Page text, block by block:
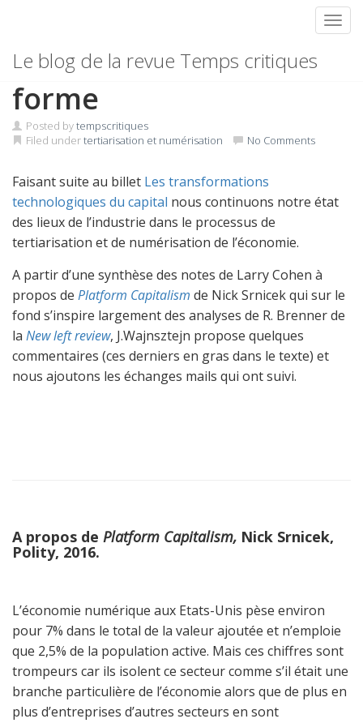
Le blog de la revue Temps critiques
Le capitalisme de plate-
forme
Posted bytempscritiques
Filed undertertiarisation et numérisation No Comments
Faisant suite au billet Les transformations
technologiques du capital nous continuons notre état
des lieux de l’industrie dans le processus de
tertiarisation et de numérisation de l’économie.
A partir d’une synthèse des notes de Larry Cohen à
propos de Platform Capitalism de Nick Srnicek qui sur le
fond s’inspire largement des analyses de R. Brenner de
la New left review, J.Wajnsztejn propose quelques
commentaires (ces derniers en gras dans le texte) et
nous ajoutons les échanges mails qui ont suivi.
A propos de Platform Capitalism, Nick Srnicek,
Polity, 2016.
L’économie numérique aux Etats-Unis pèse environ
pour 7% dans le total de la valeur ajoutée et n’emploie
que 2,5% de la population active. Mais ces chiffres sont
trompeurs car ils isolent ce secteur comme s’il était une
branche particulière de l’économie alors que de plus en
plus d’entreprises d’autres secteurs en sont